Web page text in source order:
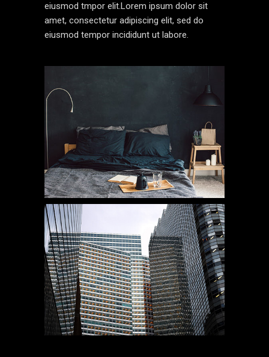
eiusmod tmpor elit.Lorem ipsum dolor sit
amet, consectetur adipiscing elit, sed do
eiusmod tempor incididunt ut labore.